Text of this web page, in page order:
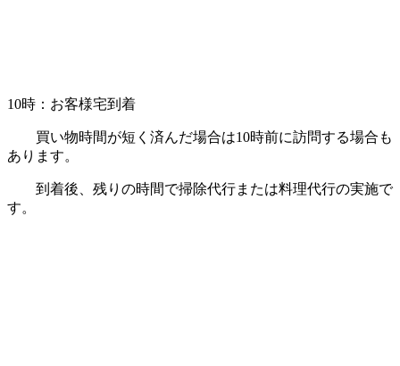
10時：お客様宅到着
買い物時間が短く済んだ場合は10時前に訪問する場合も
あります。
到着後、残りの時間で掃除代行または料理代行の実施で
す。